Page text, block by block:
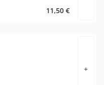
11,50 €
+